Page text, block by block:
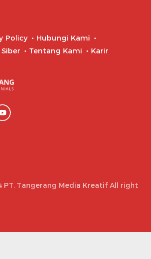
Policy
Hubungi Kami
Tentang Kami Karir
PT. Tangerang Media Kreatif All right